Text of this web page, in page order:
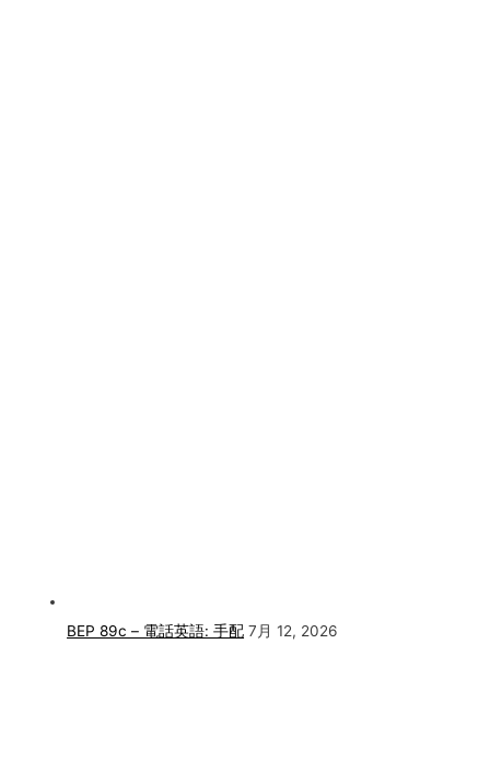
BEP 89c – 電話英語: 手配 7月 12, 2026